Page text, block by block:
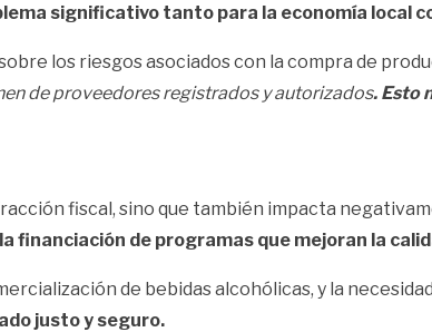
significativo tanto para la economía local
los riesgos asociados con la compra de
de proveedores registrados y autorizados. Esto
fiscal, sino que también impacta
financiación de programas que mejoran la
de bebidas alcohólicas, y la
justo y seguro.